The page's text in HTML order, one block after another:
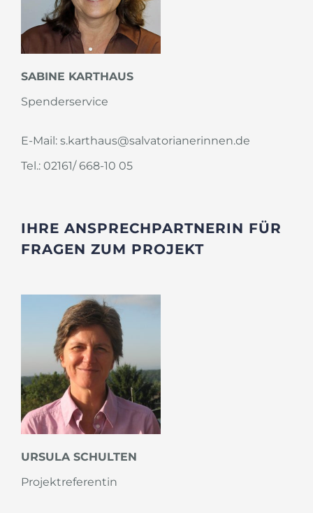
SABINE KARTHAUS
Spenderservice
E-Mail: s.karthaus@salvatorianerinnen.de
Tel.: 02161/ 668-10 05
IHRE ANSPRECHPARTNERIN FÜR
FRAGEN ZUM PROJEKT
URSULA SCHULTEN
Projektreferentin